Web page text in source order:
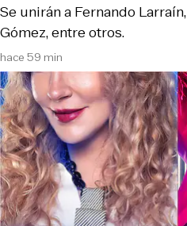
hace 59 min
Se unirán a Fernando
Gómez, entre otros.